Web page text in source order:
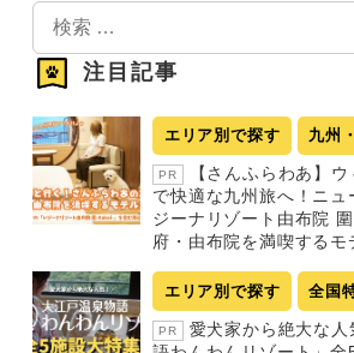
検
索
注目記事
エリア別で探す 九州
PR
【さんふらわあ】
で快適な九州旅へ！ニュ
ジーナリゾート由布院
府・由布院を満喫するモ
エリア別で探す 全国
PR
愛犬家から絶大な人